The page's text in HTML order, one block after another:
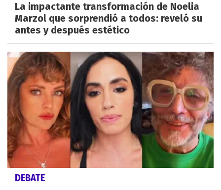
La impactante transformación de Noelia
Marzol que sorprendió a todos: reveló su
antes y después estético
DEBATE